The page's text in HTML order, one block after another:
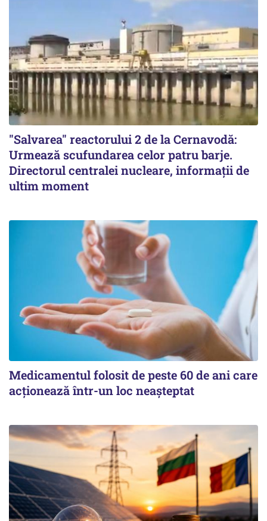
"Salvarea" reactorului 2 de la Cernavodă:
Urmează scufundarea celor patru barje.
Directorul centralei nucleare, informații de
ultim moment
Medicamentul folosit de peste 60 de ani care
acționează într-un loc neașteptat